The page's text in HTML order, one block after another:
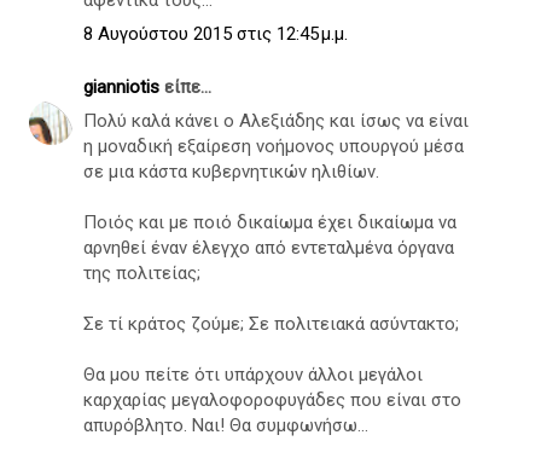
8 Αυγούστου 2015 στις 12:45 μ.μ.
gianniotis είπε...
Πολύ καλά κάνει ο Αλεξιάδης και ίσως να είναι
η μοναδική εξαίρεση νοήμονος υπουργού μέσα
σε μια κάστα κυβερνητικών ηλιθίων.
Ποιός και με ποιό δικαίωμα έχει δικαίωμα να
αρνηθεί έναν έλεγχο από εντεταλμένα όργανα
της πολιτείας;
Σε τί κράτος ζούμε; Σε πολιτειακά ασύντακτο;
Θα μου πείτε ότι υπάρχουν άλλοι μεγάλοι
καρχαρίας μεγαλοφοροφυγάδες που είναι στο
απυρόβλητο. Ναι! Θα συμφωνήσω...